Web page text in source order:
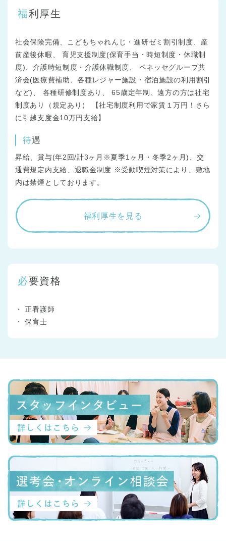
福利厚生
社会保険完備、こどもちゃれんじ・進研ゼミ割引制度、産
前産後休暇、 育児支援制度(保育手当・時短制度・休職制
度)、介護時短制度・介護休職制度、 ベネッセグループ共
済会(医療費補助、各種レジャー施設・宿泊施設の利用割引
など)、 各種研修制度あり、 65歳定年制、遠方の方は社宅
制度あり（規定あり） 【社宅制度利用で家賃１万円！さら
に引越支度金10万円支給】
待遇
昇給、賞与(年2回/計3ヶ月※夏季1ヶ月・冬季2ヶ月)、交
通費規定内支給、退職金制度 ※受動喫煙対策により、敷地
内は禁煙としております。
福利厚生を見る
必要資格
正看護師
保育士